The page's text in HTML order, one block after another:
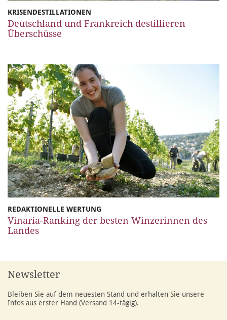
KRISENDESTILLATIONEN
Deutschland und Frankreich destillieren
Überschüsse
REDAKTIONELLE WERTUNG
Vinaria-Ranking der besten Winzerinnen des
Landes
Newsletter
Bleiben Sie auf dem neuesten Stand und erhalten Sie unsere
Infos aus erster Hand (Versand 14-tägig).